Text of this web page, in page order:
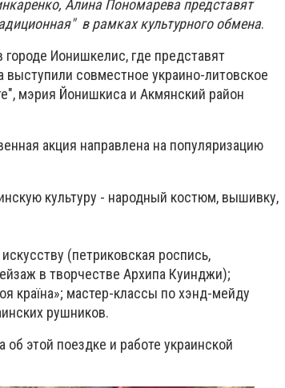
Алина Пономарева представят
в рамках культурного обмена.
городе Ионишкелис, где представят
выступили совместное украино-литовское
мэрия Йонишкиса и Акмянский район
акция направлена на популяризацию
культуру - народный костюм, вышивку,
(петриковская роспись,
в творчестве Архипа Куинджи);
країна»; мастер-классы по хэнд-мейду
рушников.
этой поездке и работе украинской